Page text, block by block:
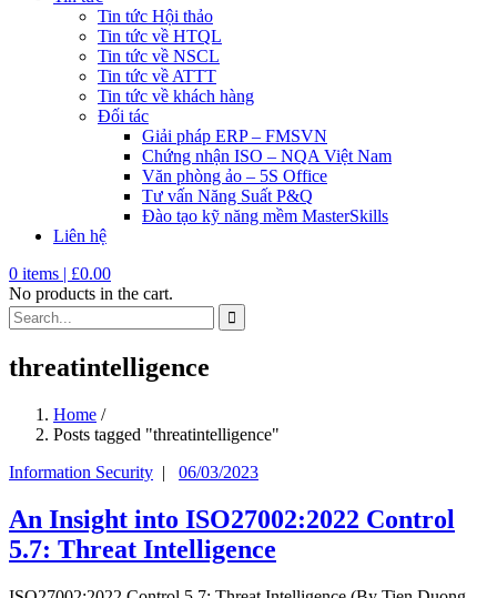
Tin tức Hội thảo
Tin tức về HTQL
Tin tức về NSCL
Tin tức về ATTT
Tin tức về khách hàng
Đối tác
Giải pháp ERP – FMSVN
Chứng nhận ISO – NQA Việt Nam
Văn phòng ảo – 5S Office
Tư vấn Năng Suất P&Q
Đào tạo kỹ năng mềm MasterSkills
Liên hệ
0 items | £0.00
No products in the cart.
threatintelligence
Home /
Posts tagged "threatintelligence"
Information Security | 06/03/2023
An Insight into ISO27002:2022 Control
5.7: Threat Intelligence